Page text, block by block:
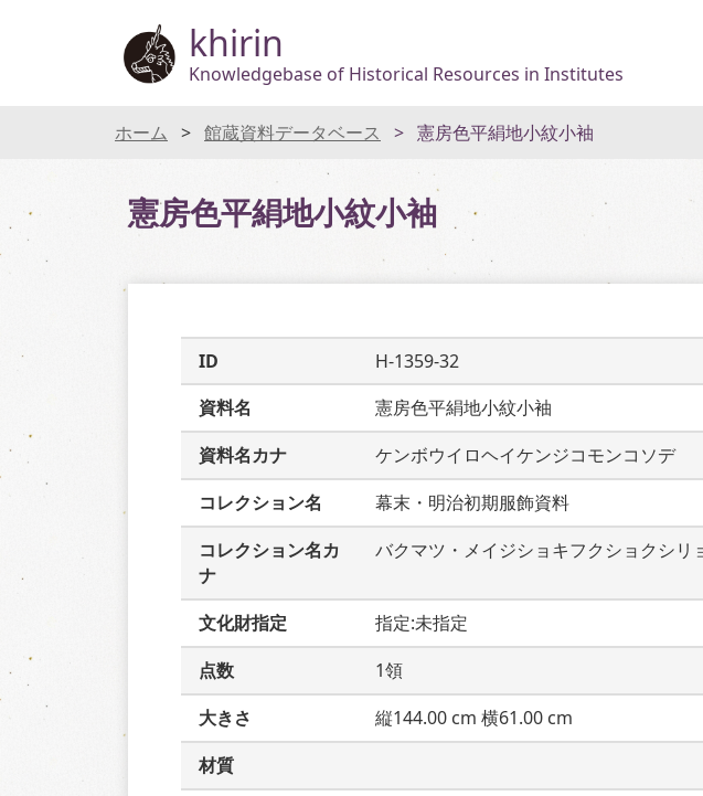
khirin
Knowledgebase of Historical Resources in Institutes
ホーム 館蔵資料データベース 憲房色平絹地小紋小袖
憲房色平絹地小紋小袖
ID
H-1359-32
資料名
憲房色平絹地小紋小袖
資料名カナ
ケンボウイロヘイケンジコモンコソデ
コレクション名
幕末・明治初期服飾資料
コレクション名カ
ナ
バクマツ・メイジショキフクショクシリ
文化財指定
指定:未指定
点数
1領
大きさ
縦144.00 cm 横61.00 cm
材質